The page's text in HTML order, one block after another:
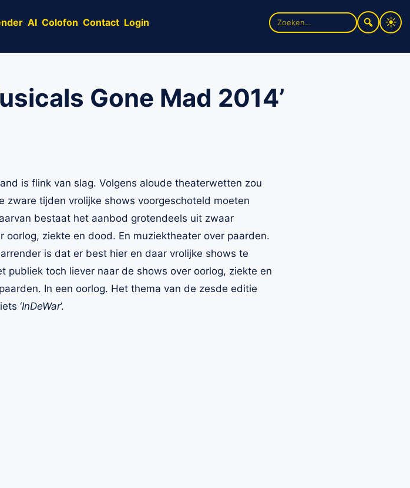
AI Colofon Contact Login
Zoek
naar:
Gone Mad 2014’
is flink van slag. Volgens aloude theaterwetten zou
zware tijden vrolijke shows voorgeschoteld moeten
bestaat het aanbod grotendeels uit zwaar
oorlog, ziekte en dood. En muziektheater over paarden.
is dat er best hier en daar vrolijke shows te
publiek toch liever naar de shows over oorlog, ziekte en
In een oorlog. Het thema van de zesde editie
‘InDeWar’.